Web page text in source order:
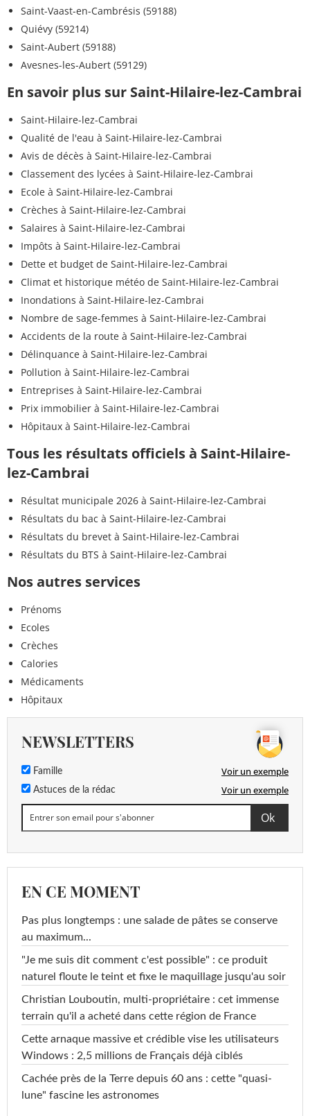
Saint-Vaast-en-Cambrésis (59188)
Quiévy (59214)
Saint-Aubert (59188)
Avesnes-les-Aubert (59129)
En savoir plus sur Saint-Hilaire-lez-Cambrai
Saint-Hilaire-lez-Cambrai
Qualité de l'eau à Saint-Hilaire-lez-Cambrai
Avis de décès à Saint-Hilaire-lez-Cambrai
Classement des lycées à Saint-Hilaire-lez-Cambrai
Ecole à Saint-Hilaire-lez-Cambrai
Crèches à Saint-Hilaire-lez-Cambrai
Salaires à Saint-Hilaire-lez-Cambrai
Impôts à Saint-Hilaire-lez-Cambrai
Dette et budget de Saint-Hilaire-lez-Cambrai
Climat et historique météo de Saint-Hilaire-lez-Cambrai
Inondations à Saint-Hilaire-lez-Cambrai
Nombre de sage-femmes à Saint-Hilaire-lez-Cambrai
Accidents de la route à Saint-Hilaire-lez-Cambrai
Délinquance à Saint-Hilaire-lez-Cambrai
Pollution à Saint-Hilaire-lez-Cambrai
Entreprises à Saint-Hilaire-lez-Cambrai
Prix immobilier à Saint-Hilaire-lez-Cambrai
Hôpitaux à Saint-Hilaire-lez-Cambrai
Tous les résultats officiels à Saint-Hilaire-
lez-Cambrai
Résultat municipale 2026 à Saint-Hilaire-lez-Cambrai
Résultats du bac à Saint-Hilaire-lez-Cambrai
Résultats du brevet à Saint-Hilaire-lez-Cambrai
Résultats du BTS à Saint-Hilaire-lez-Cambrai
Nos autres services
Prénoms
Ecoles
Crèches
Calories
Médicaments
Hôpitaux
NEWSLETTERS
Famille Voir un exemple
Astuces de la rédac Voir un exemple
EN CE MOMENT
Pas plus longtemps : une salade de pâtes se conserve
au maximum...
"Je me suis dit comment c'est possible" : ce produit
naturel floute le teint et fixe le maquillage jusqu'au soir
Christian Louboutin, multi-propriétaire : cet immense
terrain qu'il a acheté dans cette région de France
Cette arnaque massive et crédible vise les utilisateurs
Windows : 2,5 millions de Français déjà ciblés
Cachée près de la Terre depuis 60 ans : cette "quasi-
lune" fascine les astronomes